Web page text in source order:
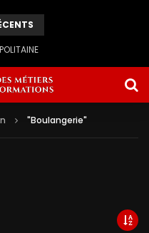
"Boulangerie"